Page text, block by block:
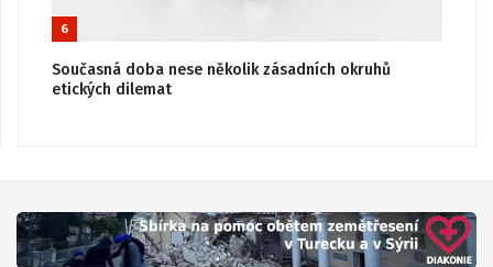
6
Současná doba nese několik zásadních okruhů
etických dilemat